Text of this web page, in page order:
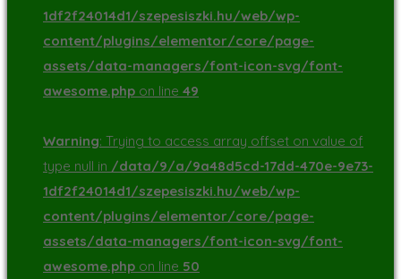
1df2f24014d1/szepesiszki.hu/web/wp-
content/plugins/elementor/core/page-
assets/data-managers/font-icon-svg/font-
awesome.php on line 49
Warning: Trying to access array offset on value of
type null in /data/9/a/9a48d5cd-17dd-470e-9e73-
1df2f24014d1/szepesiszki.hu/web/wp-
content/plugins/elementor/core/page-
assets/data-managers/font-icon-svg/font-
awesome.php on line 50